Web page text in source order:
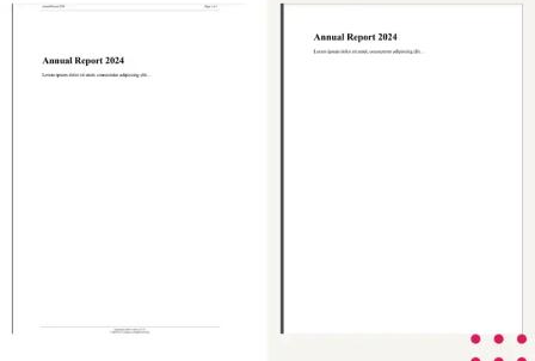
RenderingOptions.Html
Header
                    <div style='clear: